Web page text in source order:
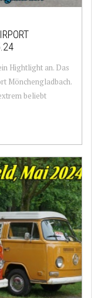
Hightlight an. Das
Mönchengladbach.
beliebt